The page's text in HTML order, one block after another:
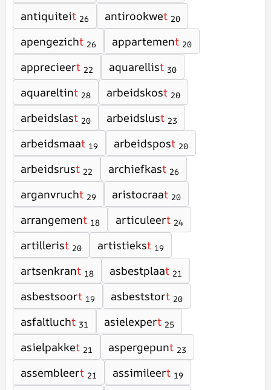
antiquiteit 26 antirookwet 20
apengezicht 26 appartement 20
apprecieert 22 aquarellist 30
aquareltint 28 arbeidskost 20
arbeidslast 20 arbeidslust 23
arbeidsmaat 19 arbeidspost 20
arbeidsrust 22 archiefkast 26
arganvrucht 29 aristocraat 20
arrangement 18 articuleert 24
artillerist 20 artistiekst 19
artsenkrant 18 asbestplaat 21
asbestsoort 19 asbeststort 20
asfaltlucht 31 asielexpert 25
asielpakket 21 aspergepunt 23
assembleert 21 assimileert 19